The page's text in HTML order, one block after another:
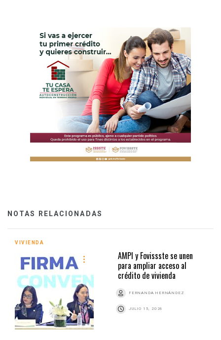
NOTAS RELACIONADAS
VIVIENDA
AMPI y Fovissste se unen
para ampliar acceso al
crédito de vivienda
FERNANDA HERNÁNDEZ
JULIO 15, 2026